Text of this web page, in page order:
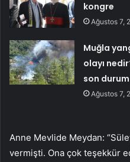
kongre
Ağustos 7,
Muğla
olayı
son
Ağustos 7,
Anne Mevlide Meydan:
vermişti. Ona çok teşekkür